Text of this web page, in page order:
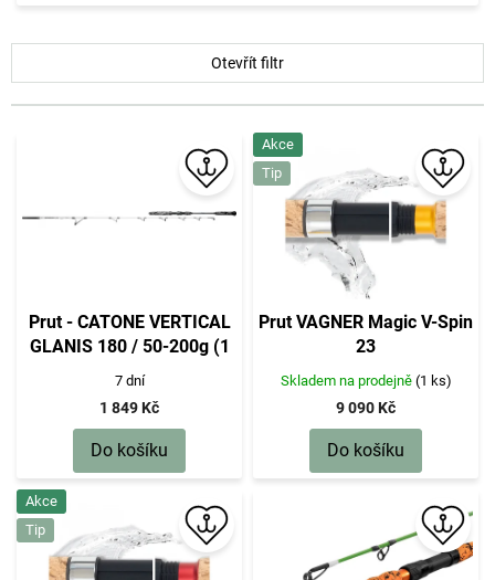
Otevřít filtr
ý
p
Prut - CATONE VERTICAL
GLANIS 180 / 50-200g (1
díl +rukojeť) - 1ks
7 dní
1 849 Kč
Do košíku
Akce
Tip
Prut VAGNER Magic V-Spin
23
Skladem na prodejně (1 ks)
9 090 Kč
Do košíku
Akce
Tip